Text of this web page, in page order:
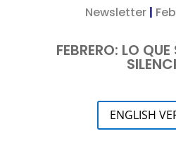
Newsletter |
FEBRERO: LO
ENGLISH